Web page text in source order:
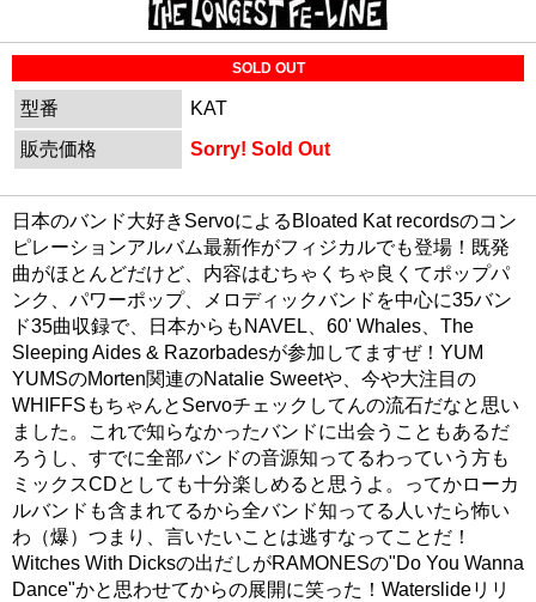
SOLD OUT
型番
KAT
販売価格
Sorry! Sold Out
日本のバンド大好きServoによるBloated Kat recordsのコン
ピレーションアルバム最新作がフィジカルでも登場！既発
曲がほとんどだけど、内容はむちゃくちゃ良くてポップパ
ンク、パワーポップ、メロディックバンドを中心に35バン
ド35曲収録で、日本からもNAVEL、60' Whales、The
Sleeping Aides & Razorbadesが参加してますぜ！YUM
YUMSのMorten関連のNatalie Sweetや、今や大注目の
WHIFFSもちゃんとServoチェックしてんの流石だなと思い
ました。これで知らなかったバンドに出会うこともあるだ
ろうし、すでに全部バンドの音源知ってるわっていう方も
ミックスCDとしても十分楽しめると思うよ。ってかローカ
ルバンドも含まれてるから全バンド知ってる人いたら怖い
わ（爆）つまり、言いたいことは逃すなってことだ！
Witches With Dicksの出だしがRAMONESの"Do You Wanna
Dance"かと思わせてからの展開に笑った！Waterslideリリ